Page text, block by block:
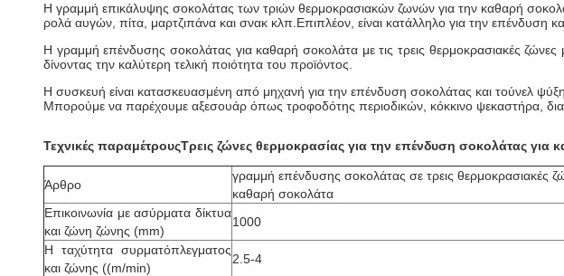
Η γραμμή επικάλυψης σοκολάτας των τριών θερμοκρασιακών ζωνών για την καθαρή
ρολά αυγών, πίτα, μαρτζιπάνα και σνακ κλπ.Επιπλέον, είναι κατάλληλο για την επένδυση
Η γραμμή επένδυσης σοκολάτας για καθαρή σοκολάτα με τις τρεις θερμοκρασιακές
δίνοντας την καλύτερη τελική ποιότητα του προϊόντος.
Η συσκευή είναι κατασκευασμένη από μηχανή για την επένδυση σοκολάτας και τούνελ
Μπορούμε να παρέχουμε αξεσουάρ όπως τροφοδότης περιοδικών, κόκκινο ψεκαστήρα,
Τεχνικές παραμέτρουςΤρεις ζώνες θερμοκρασίας για την επένδυση σοκολάτας για
Άρθρο
γραμμή επένδυσης σοκολάτας σε τρεις θερμοκρασιακές
καθαρή σοκολάτα
Επικοινωνία με ασύρματα δίκτυα
και ζώνη ζώνης (mm)
1000
Η ταχύτητα συρματόπλεγματος
και ζώνης ((m/min)
2.5-4